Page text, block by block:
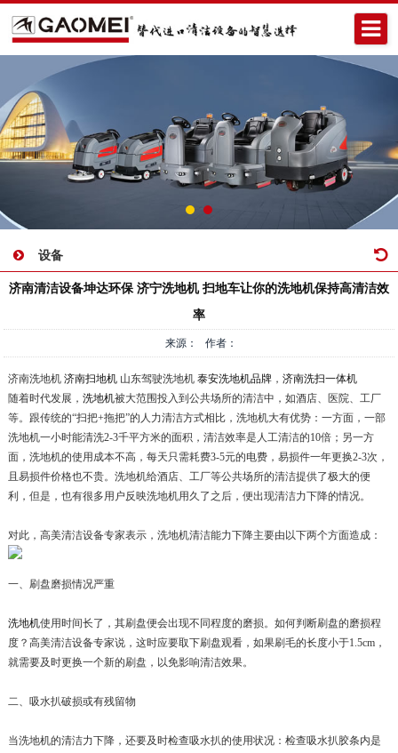
设备
济南清洁设备坤达环保 济宁洗地机 扫地车让你的洗地机保持高清洁效
率
来源： 作者：
济南洗地机济南扫地机 山东驾驶洗地机泰安洗地机品牌 ，济南洗扫一体机
随着时代发展，洗地机被大范围投入到公共场所的清洁中，如酒店、医院、工厂
等。跟传统的“扫把+拖把”的人力清洁方式相比，洗地机大有优势：一方面，一部
洗地机一小时能清洗2-3千平方米的面积，清洁效率是人工清洁的10倍；另一方
面，洗地机的使用成本不高，每天只需耗费3-5元的电费，易损件一年更换2-3次，
且易损件价格也不贵。洗地机给酒店、工厂等公共场所的清洁提供了极大的便
利，但是，也有很多用户反映洗地机用久了之后，便出现清洁力下降的情况。
对此，高美清洁设备专家表示，洗地机清洁能力下降主要由以下两个方面造成：
一、刷盘磨损情况严重
洗地机使用时间长了，其刷盘便会出现不同程度的磨损。如何判断刷盘的磨损程
度？高美清洁设备专家说，这时应要取下刷盘观看，如果刷毛的长度小于1.5cm，
就需要及时更换一个新的刷盘，以免影响清洁效果。
二、吸水扒破损或有残留物
当洗地机的清洁力下降，还要及时检查吸水扒的使用状况：检查吸水扒胶条内是